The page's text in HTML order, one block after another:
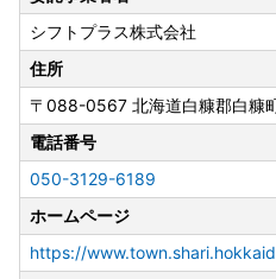
添付書類の不備等がないよう
をお願いします。
★オンラインでのワンストッ
【ふるまど】ワンストップ特
るサービス
https://furumado.jp/
上記URLに、電子申請につい
認ください。
(外部サイトへ遷移します。個
シフトプラス株式会社
住所
〒088-0567 北海道白糠郡白糠
電話番号
050-3129-6189
ホームページ
https://